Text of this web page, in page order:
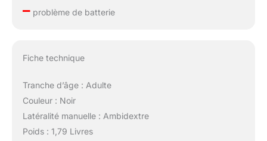
–problème de batterie
Fiche technique
Tranche d’âge : Adulte
Couleur : Noir
Latéralité manuelle : Ambidextre
Poids : 1,79 Livres